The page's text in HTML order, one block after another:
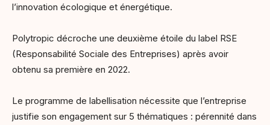
l’innovation écologique et énergétique.
Polytropic décroche une deuxième étoile du label RSE
(Responsabilité Sociale des Entreprises) après avoir
obtenu sa première en 2022.
Le programme de labellisation nécessite que l’entreprise
justifie son engagement sur 5 thématiques : pérennité dans